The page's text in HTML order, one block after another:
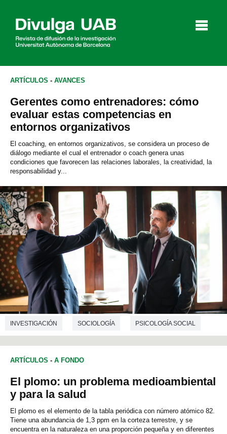
Agenda
English Català
BUSCAR
ARTÍCULOS - AVANCES
Gerentes como entrenadores: cómo
evaluar estas competencias en
entornos organizativos
El coaching, en entornos organizativos, se considera un proceso de
diálogo mediante el cual el entrenador o coach genera unas
condiciones que favorecen las relaciones laborales, la creatividad, la
responsabilidad y...
INVESTIGACIÓN SOCIOLOGÍA PSICOLOGÍA SOCIAL
ARTÍCULOS - A FONDO
El plomo: un problema medioambiental
y para la salud
El plomo es el elemento de la tabla periódica con número atómico 82.
Tiene una abundancia de 1,3 ppm en la corteza terrestre, y se
encuentra en la naturaleza en una proporción pequeña y en diferentes